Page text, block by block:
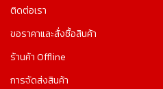
ติดต่อเรา
ขอราคาและสั่งซื้อสินค้า
ร้านค้า Offline
การจัดส่งสินค้า